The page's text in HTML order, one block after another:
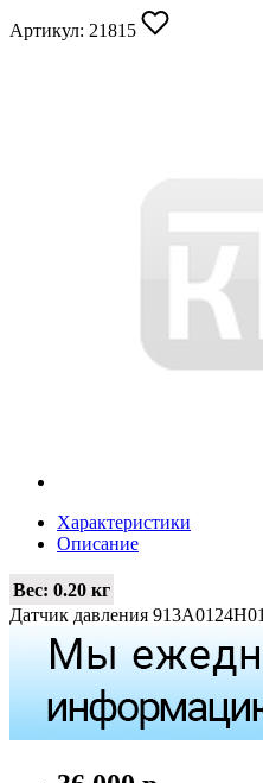
Артикул: 21815
Характеристики
Описание
Вес: 0.20 кг
Датчик давления 913A0124H01